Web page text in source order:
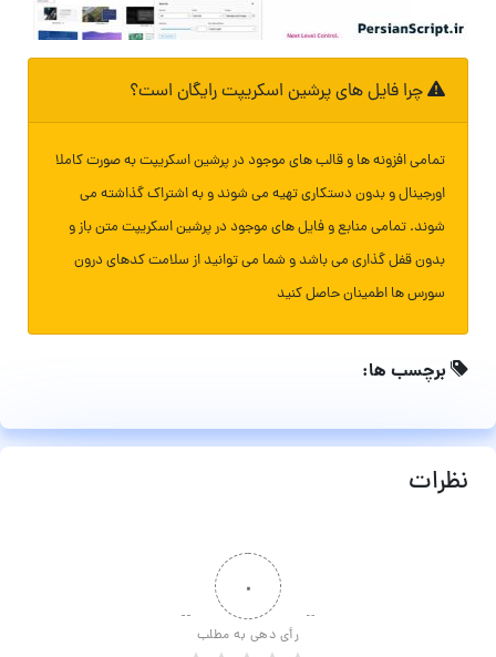
چرا فایل های پرشین اسکریپت رایگان است؟
تمامی افزونه ها و قالب های موجود در پرشین اسکریپت به صورت کاملا
اورجینال و بدون دستکاری تهیه می شوند و به اشتراک گذاشته می
شوند. تمامی منابع و فایل های موجود در پرشین اسکریپت متن باز و
بدون قفل گذاری می باشد و شما می توانید از سلامت کدهای درون
سورس ها اطمینان حاصل کنید
برچسب ها:
نظرات
۰
رأی دهی به مطلب